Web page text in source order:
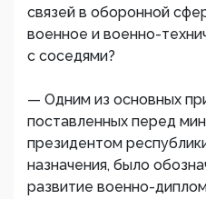
связей в оборонной
военное и военно-
с соседями?
— Одним из основных
поставленных перед
президентом
назначения, было
развитие военно-